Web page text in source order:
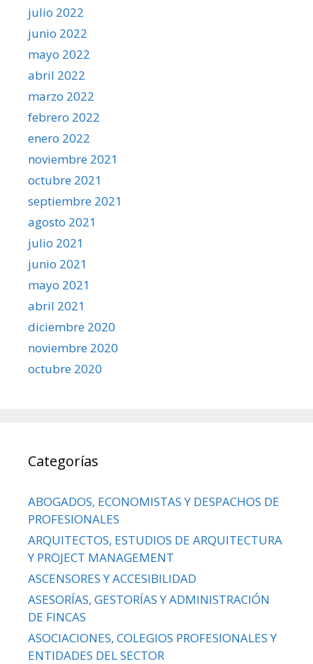
julio 2022
junio 2022
mayo 2022
abril 2022
marzo 2022
febrero 2022
enero 2022
noviembre 2021
octubre 2021
septiembre 2021
agosto 2021
julio 2021
junio 2021
mayo 2021
abril 2021
diciembre 2020
noviembre 2020
octubre 2020
Categorías
ABOGADOS, ECONOMISTAS Y DESPACHOS DE
PROFESIONALES
ARQUITECTOS, ESTUDIOS DE ARQUITECTURA
Y PROJECT MANAGEMENT
ASCENSORES Y ACCESIBILIDAD
ASESORÍAS, GESTORÍAS Y ADMINISTRACIÓN
DE FINCAS
ASOCIACIONES, COLEGIOS PROFESIONALES Y
ENTIDADES DEL SECTOR